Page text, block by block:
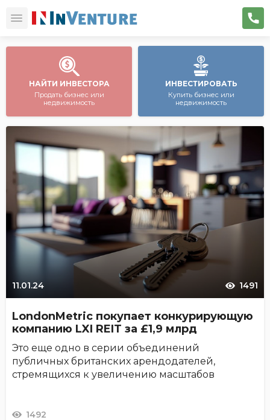
НАЙТИ ИНВЕСТОРА
Продать бизнес или
недвижимость
ИНВЕСТИРОВАТЬ
Купить бизнес или
недвижимость
11.01.24 1491
LondonMetric покупает конкурирующую
компанию LXI REIT за £1,9 млрд
Это еще одно в серии объединений
публичных британских арендодателей,
стремящихся к увеличению масштабов
1492